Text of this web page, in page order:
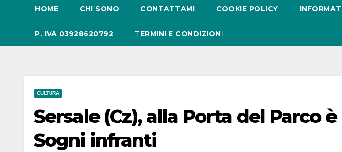
HOME CHI SONO CONTATTAMI COOKIE POLICY
P. IVA 03928620792 TERMINI E CONDIZIONI
CULTURA
Sersale (Cz), alla Porta del Parco
Sogni infranti